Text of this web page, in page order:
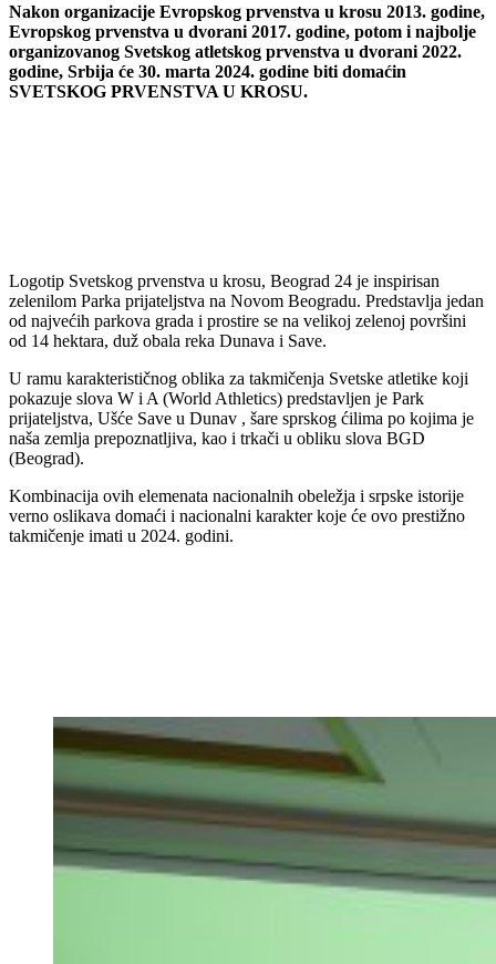
Nakon organizacije Evropskog prvenstva u krosu 2013. godine,
Evropskog prvenstva u dvorani 2017. godine, potom i najbolje
organizovanog Svetskog atletskog prvenstva u dvorani 2022.
godine, Srbija će 30. marta 2024. godine biti domaćin
SVETSKOG PRVENSTVA U KROSU.
Logotip Svetskog prvenstva u krosu, Beograd 24 je inspirisan
zelenilom Parka prijateljstva na Novom Beogradu. Predstavlja jedan
od najvećih parkova grada i prostire se na velikoj zelenoj površini
od 14 hektara, duž obala reka Dunava i Save.
U ramu karakterističnog oblika za takmičenja Svetske atletike koji
pokazuje slova W i A (World Athletics) predstavljen je Park
prijateljstva, Ušće Save u Dunav , šare sprskog ćilima po kojima je
naša zemlja prepoznatljiva, kao i trkači u obliku slova BGD
(Beograd).
Kombinacija ovih elemenata nacionalnih obeležja i srpske istorije
verno oslikava domaći i nacionalni karakter koje će ovo prestižno
takmičenje imati u 2024. godini.